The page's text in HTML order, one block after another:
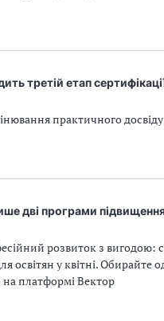
третій етап
практичного досвіду
дві програми підвищення
розвиток з вигодою:
освітян у квітні. Обирайте
платформі Вектор